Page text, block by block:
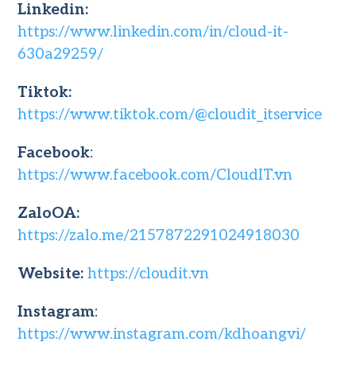
Linkedin:
https://www.linkedin.com/in/cloud-it-
630a29259/
Tiktok:
https://www.tiktok.com/@cloudit_itservice
Facebook:
https://www.facebook.com/CloudIT.vn
ZaloOA:
https://zalo.me/2157872291024918030
Website: https://cloudit.vn
Instagram:
https://www.instagram.com/kdhoangvi/